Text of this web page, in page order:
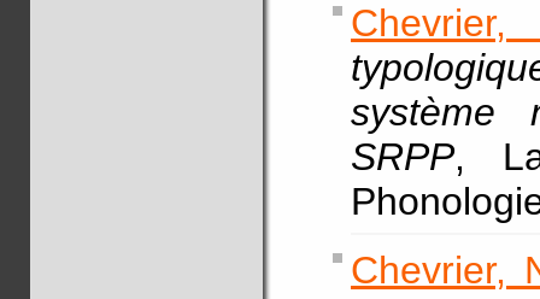
système
SRPP,
Chevrier,